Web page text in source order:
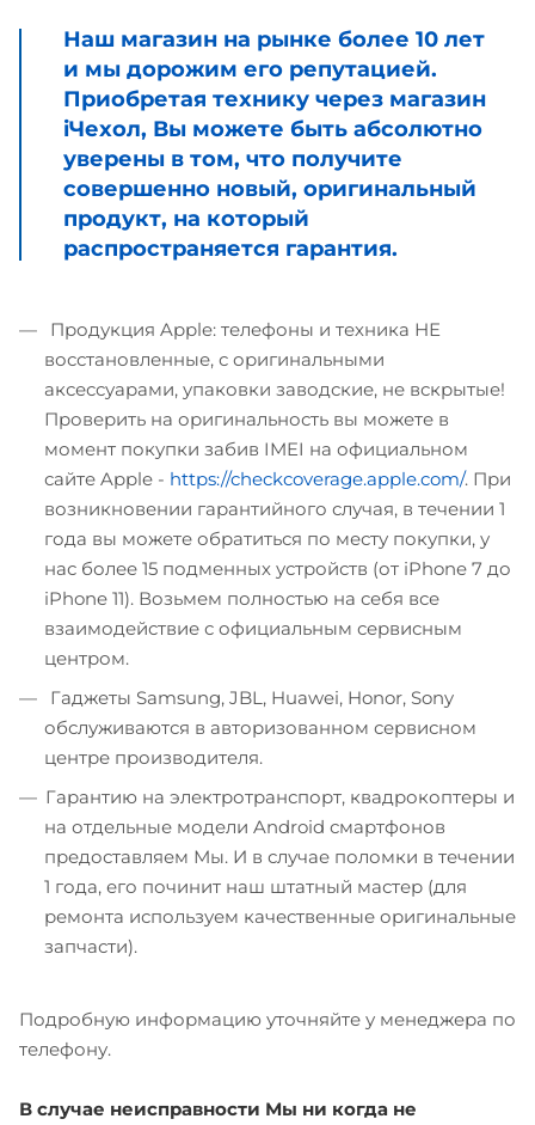
Наш магазин на рынке более 10 лет
и мы дорожим его репутацией.
Приобретая технику через магазин
iЧехол, Вы можете быть абсолютно
уверены в том, что получите
совершенно новый, оригинальный
продукт, на который
распространяется гарантия.
Продукция Apple: телефоны и техника НЕ
восстановленные, с оригинальными
аксессуарами, упаковки заводские, не вскрытые!
Проверить на оригинальность вы можете в
момент покупки забив IMEI на официальном
сайте Apple - https://checkcoverage.apple.com/. При
возникновении гарантийного случая, в течении 1
года вы можете обратиться по месту покупки, у
нас более 15 подменных устройств (от iPhone 7 до
iPhone 11). Возьмем полностью на себя все
взаимодействие с официальным сервисным
центром.
Гаджеты Samsung, JBL, Huawei, Honor, Sony
обслуживаются в авторизованном сервисном
центре производителя.
Гарантию на электротранспорт, квадрокоптеры и
на отдельные модели Android смартфонов
предоставляем Мы. И в случае поломки в течении
1 года, его починит наш штатный мастер (для
ремонта используем качественные оригинальные
запчасти).
Подробную информацию уточняйте у менеджера по
телефону.
В случае неисправности Мы ни когда не